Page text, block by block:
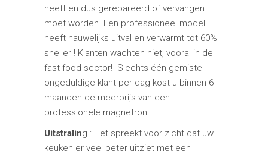
heeft en dus gerepareerd of vervangen
moet worden. Een professioneel model
heeft nauwelijks uitval en verwarmt tot 60%
sneller ! Klanten wachten niet, vooral in de
fast food sector! Slechts één gemiste
ongeduldige klant per dag kost u binnen 6
maanden de meerprijs van een
professionele magnetron!
Uitstraling : Het spreekt voor zicht dat uw
keuken er veel beter uitziet met een